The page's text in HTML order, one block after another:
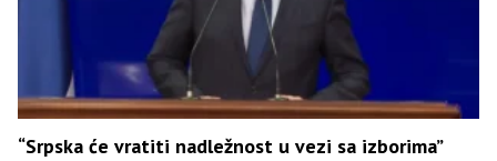
“Srpska će vratiti nadležnost u vezi sa izborima”